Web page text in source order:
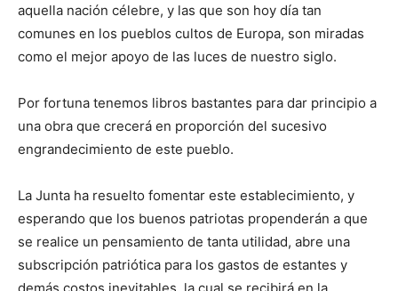
aquella nación célebre, y las que son hoy día tan
comunes en los pueblos cultos de Europa, son miradas
como el mejor apoyo de las luces de nuestro siglo.
Por fortuna tenemos libros bastantes para dar principio a
una obra que crecerá en proporción del sucesivo
engrandecimiento de este pueblo.
La Junta ha resuelto fomentar este establecimiento, y
esperando que los buenos patriotas propenderán a que
se realice un pensamiento de tanta utilidad, abre una
subscripción patriótica para los gastos de estantes y